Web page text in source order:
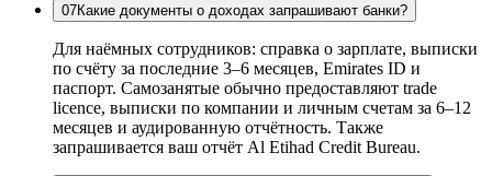
07Какие документы о доходах запрашивают банки?
Для наёмных сотрудников: справка о зарплате, выписки
по счёту за последние 3–6 месяцев, Emirates ID и
паспорт. Самозанятые обычно предоставляют trade
licence, выписки по компании и личным счетам за 6–12
месяцев и аудированную отчётность. Также
запрашивается ваш отчёт Al Etihad Credit Bureau.